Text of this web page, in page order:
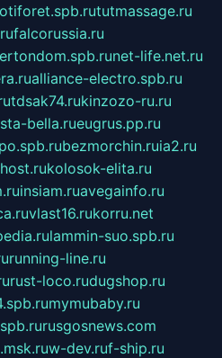
tutmassage.ru
falcorussia.ru
net-life.net.ru
alliance-electro.spb.ru
tdsak74.rukinzozo-ru.ru
bella.rueugrus.pp.ru
bezmorchin.ruia2.ru
kolosok-elita.ru
insiam.ruavegainfo.ru
vlast16.rukorru.net
lammin-suo.spb.ru
running-line.ru
rust-loco.rudugshop.ru
mymubaby.ru
rusgosnews.com
w-dev.ruf-ship.ru